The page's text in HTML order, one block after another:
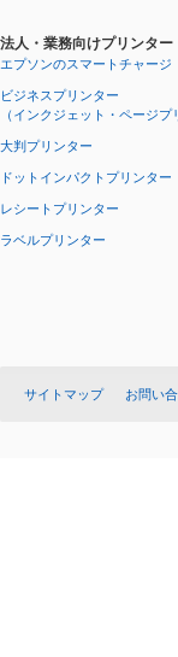
法人・業務向けプリンター
エプソンのスマートチャージ
ビジネスプリンター
（インクジェット・ページプ
大判プリンター
ドットインパクトプリンター
レシートプリンター
ラベルプリンター
サイトマップ お問い